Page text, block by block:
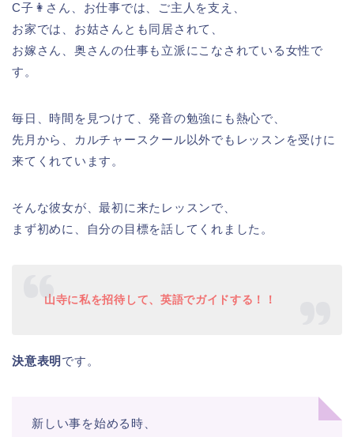
C子👩さん、お仕事では、ご主人を支え、
お家では、お姑さんとも同居されて、
お嫁さん、奥さんの仕事も立派にこなされている女性で
す。
毎日、時間を見つけて、発音の勉強にも熱心で、
先月から、カルチャースクール以外でもレッスンを受けに
来てくれています。
そんな彼女が、最初に来たレッスンで、
まず初めに、自分の目標を話してくれました。
山寺に私を招待して、英語でガイドする！！
決意表明 です。
新しい事を始める時、